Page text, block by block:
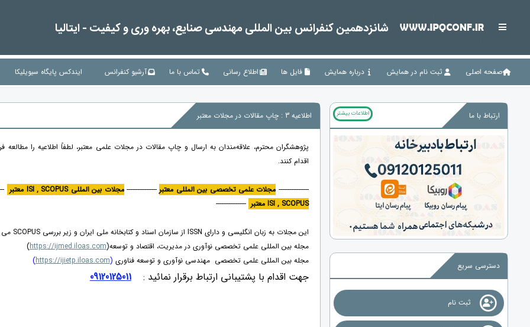
شانزدهمین کنفرانس بین المللی مهندسی صنایع، بهره وری و کیفیت - ایتالیا
صفحه اصلی ثبت نام در همایش درباره همایش فایل ها اطلاع رسانی تماس با ما آرشیو کنفرانس ایندکس پایگاه سیویلیکا
ارتباط با ما اطلاعات بیشتر
دسترسی سریع
ثبت نام
اطلاعیه 3 : چاپ مقالات در مجلات معتبر
پژوهشگران محترم، علاقه‌مندان به ارسال و چاپ مقالات در مجلات علمی معتبر، لطفاً اطلاعیه را مطالعه
اقدام کنند.
----------------- مجلات علمی تخصصی بین المللی معتبر-----------------مجلات بین المللی ISI , SCOPUS معتبر
ISI , SCOPUS معتبر
-----------------
این مجلات به زبان انگلیسی و دارای ISSN از سازمان اسناد و کتابخانه ملی ایران و زیر بررسی SCOPUS می باشد.
مجله بین المللی علمی تخصصی نوآوری در مدیریت، اقتصاد و توسعه(https://ijmed.iloas.com
)
مجله بین المللی علمی تخصصی مهندسی نوآوری و توسعه فناوری (
https://ijietp.iloas.com
)
جهت اقدام با پشتیبانی ارتباط برقرار نمائید :
09120125011